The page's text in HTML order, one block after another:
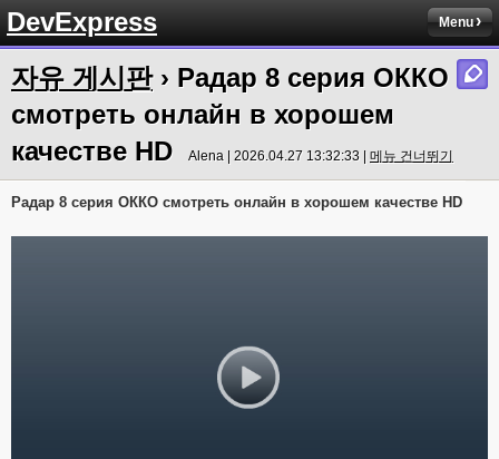
DevExpress Menu
자유 게시판› Радар 8 серия ОККО
смотреть онлайн в хорошем
качестве HD
Alena | 2026.04.27 13:32:33 | 메뉴 건너뛰기
Радар 8 серия ОККО смотреть онлайн в хорошем качестве HD